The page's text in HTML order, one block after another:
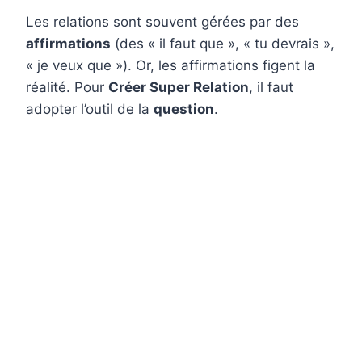
Les relations sont souvent gérées par des
affirmations (des « il faut que », « tu devrais »,
« je veux que »). Or, les affirmations figent la
réalité. Pour Créer Super Relation, il faut
adopter l’outil de la question.